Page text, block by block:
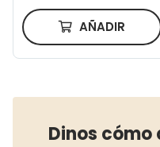
AÑADIR
Dinos cómo